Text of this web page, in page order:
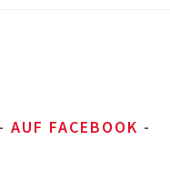
AUF FACEBOOK